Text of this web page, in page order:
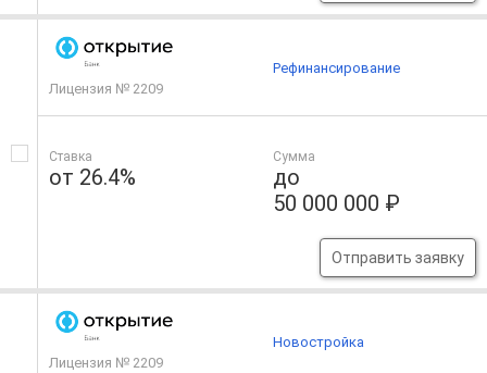
Лицензия № 2209
Ставка
от 26.4%
Сумма
до
50 000 000 ₽
Отправить заявку
Рефинансирование
Лицензия № 2209
Новостройка